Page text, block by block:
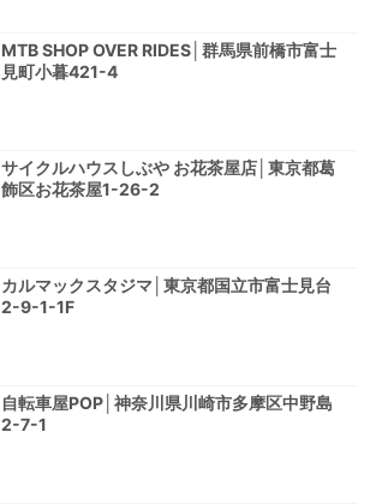
MTB SHOP OVER RIDES│群馬県前橋市富士
見町小暮421-4
サイクルハウスしぶや お花茶屋店│東京都葛
飾区お花茶屋1-26-2
カルマックスタジマ│東京都国立市富士見台
2-9-1-1F
自転車屋POP│神奈川県川崎市多摩区中野島
2-7-1